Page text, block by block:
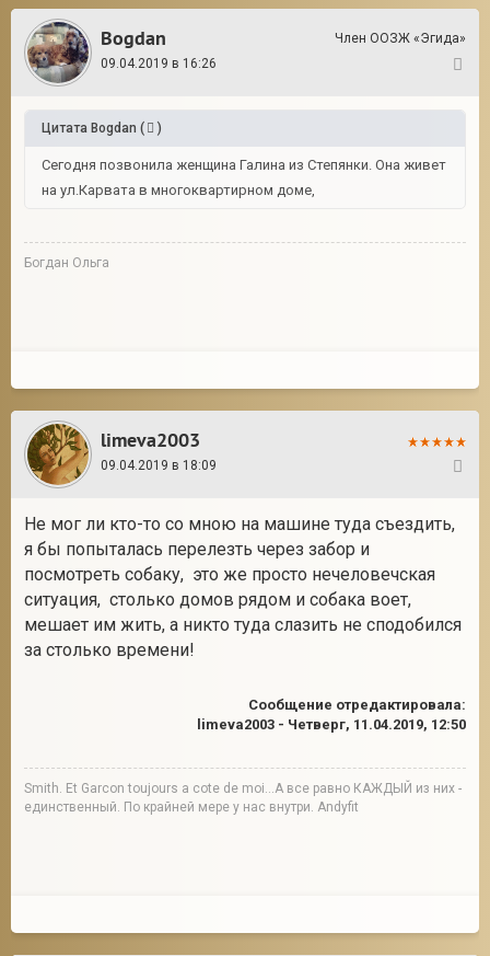
Bogdan
Член ООЗЖ «Эгида»
09.04.2019 в 16:26
Цитата Bogdan ( )
Сегодня позвонила женщина Галина из Степянки. Она живет
на ул.Карвата в многоквартирном доме,
Богдан Ольга
limeva2003
09.04.2019 в 18:09
Не мог ли кто-то со мною на машине туда съездить,
я бы попыталась перелезть через забор и
посмотреть собаку, это же просто нечеловечская
ситуация, столько домов рядом и собака воет,
мешает им жить, а никто туда слазить не сподобился
за столько времени!
Сообщение отредактировала:
limeva2003 - Четверг, 11.04.2019, 12:50
Smith. Et Garcon toujours a cote de moi...А все равно КАЖДЫЙ из них -
единственный. По крайней мере у нас внутри. Andyfit